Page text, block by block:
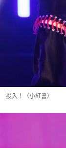
投入！（小紅書）